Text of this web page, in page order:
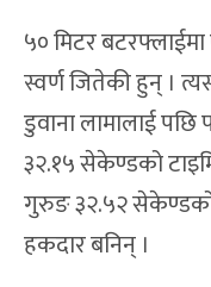
५० मिटर
स्वर्ण जितेकी हुन् ।
डुवाना लामालाई पछि
३२.१५ सेकेण्डको
गुरुङ ३२.५२ सेकेण्डको
हकदार बनिन् ।